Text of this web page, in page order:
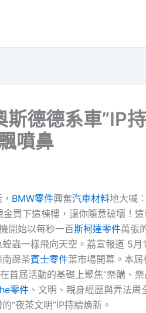
斯德德系車”IP
噴鼻
BMW零件興奮汽車材料地大喊
金買下這棟樓，讓你隨意破壞！這
開始以每秒一百斯柯達零件萬張
蟲一樣飛向天空。荔宣報道 5月
邊茶賓士零件葉市場開幕。本屆
首屆活動的基礎上聚焦“樂購、
零件 、文明、親身經歷與弄法周
“夜茶文明”IP持續煥新。